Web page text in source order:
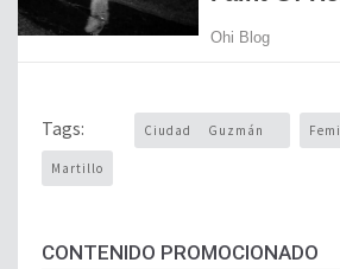
Tags: Ciudad Guzmán
Martillo
CONTENIDO PROMOCIONADO